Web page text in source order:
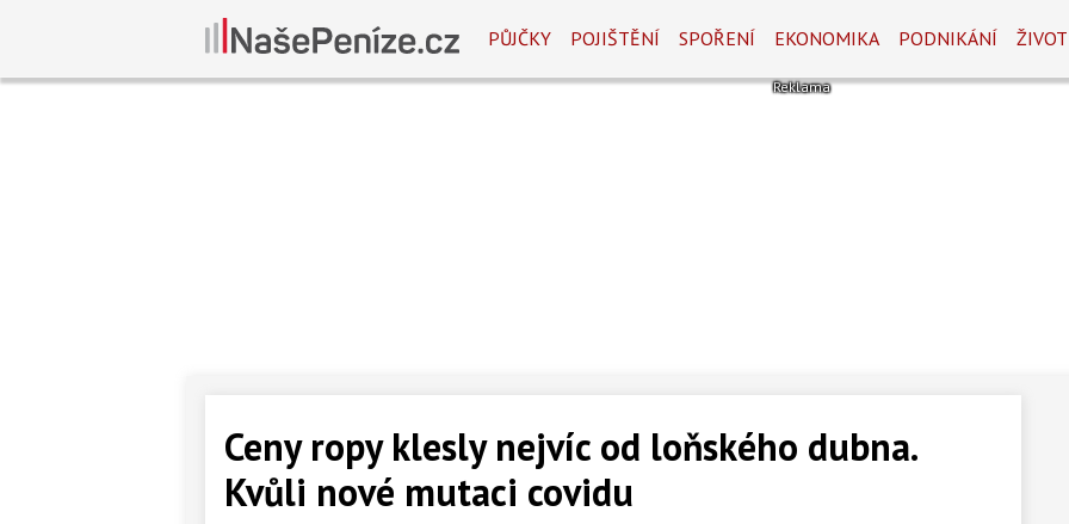
PŮJČKY POJIŠTĚNÍ SPOŘENÍ EKONOMIKA PODNIKÁNÍ
Ceny ropy klesly nejvíc od loňského dubna.
Kvůli nové mutaci covidu